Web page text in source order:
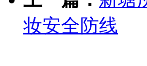
妆安全防线